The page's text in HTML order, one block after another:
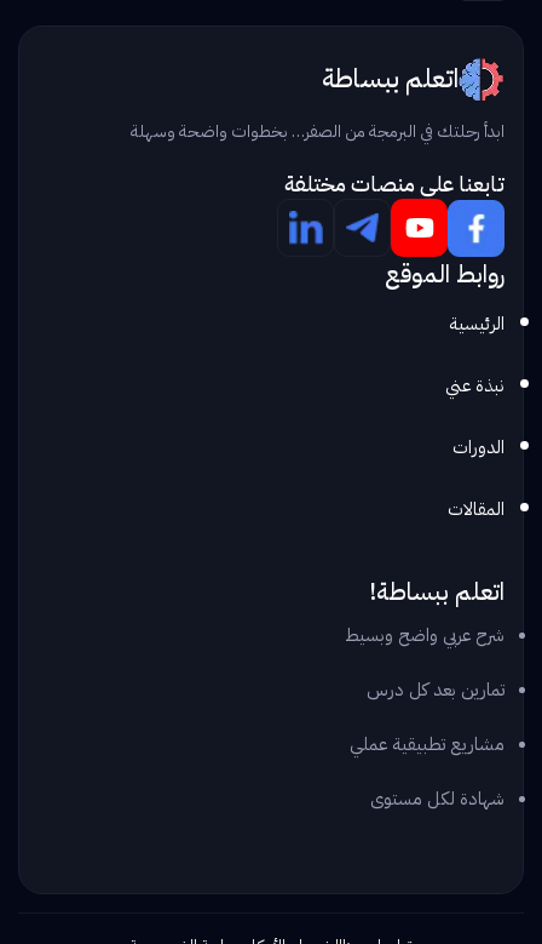
اتعلم ببساطة
ابدأ رحلتك في البرمجة من الصفر… بخطوات واضحة وسهلة
تابعنا علي منصات مختلفة
روابط الموقع
الرئيسية
نبذة عني
الدورات
المقالات
اتعلم ببساطة!
شرح عربي واضح وبسيط
تمارين بعد كل درس
مشاريع تطبيقية عملي
شهادة لكل مستوى